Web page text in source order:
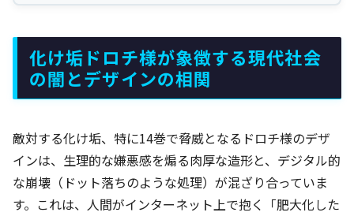
化け垢ドロチ様が象徴する現代社会
の闇とデザインの相関
敵対する化け垢、特に14巻で脅威となるドロチ様のデザ
インは、生理的な嫌悪感を煽る肉厚な造形と、デジタル的
な崩壊（ドット落ちのような処理）が混ざり合っていま
す。これは、人間がインターネット上で抱く「肥大化した